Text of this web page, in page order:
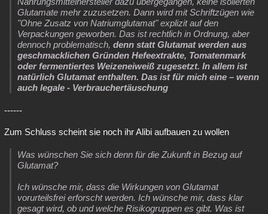
Glutamate mehr zuzusetzen. Dann wird mit Schriftzügen wie
"Ohne Zusatz von Natriumglutamat" explizit auf den
Verpackungen geworben. Das ist rechtlich in Ordnung, aber
dennoch problematisch, denn statt Glutamat werden aus
geschmacklichen Gründen Hefeextrakte, Tomatenmark
oder fermentiertes Weizeneiweiß zugesetzt. In allem ist
natürlich Glutamat enthalten. Das ist für mich eine – wenn
auch legale - Verbrauchertäuschung
------
Zum Schluss scheint sie noch ihr Alibi aufbauen zu wollen
Was wünschen Sie sich denn für die Zukunft in Bezug auf
Glutamat?
Ich wünsche mir, dass die Wirkungen von Glutamat
vorurteilsfrei erforscht werden. Ich wünsche mir, dass klar
gesagt wird, ob und welche Risikogruppen es gibt. Was ist